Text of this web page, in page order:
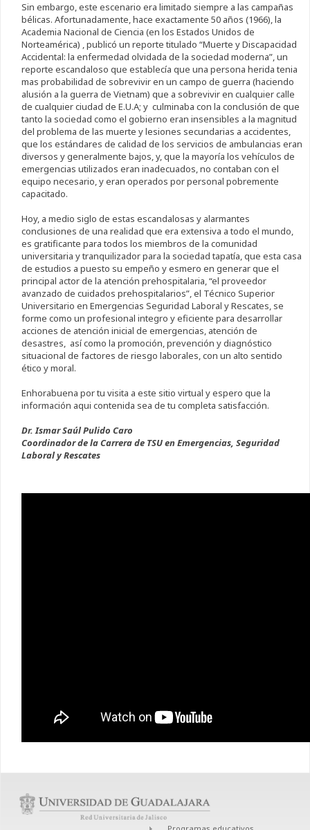
Sin embargo, este escenario era limitado siempre a las campañas
bélicas. Afortunadamente, hace exactamente 50 años (1966), la
Academia Nacional de Ciencia (en los Estados Unidos de
Norteamérica) , publicó un reporte titulado “Muerte y Discapacidad
Accidental: la enfermedad olvidada de la sociedad moderna”, un
reporte escandaloso que establecía que una persona herida tenia
mas probabilidad de sobrevivir en un campo de guerra (haciendo
alusión a la guerra de Vietnam) que a sobrevivir en cualquier calle
de cualquier ciudad de E.U.A; y culminaba con la conclusión de que
tanto la sociedad como el gobierno eran insensibles a la magnitud
del problema de las muerte y lesiones secundarias a accidentes,
que los estándares de calidad de los servicios de ambulancias eran
diversos y generalmente bajos, y, que la mayoría los vehículos de
emergencias utilizados eran inadecuados, no contaban con el
equipo necesario, y eran operados por personal pobremente
capacitado.
Hoy, a medio siglo de estas escandalosas y alarmantes
conclusiones de una realidad que era extensiva a todo el mundo,
es gratificante para todos los miembros de la comunidad
universitaria y tranquilizador para la sociedad tapatía, que esta casa
de estudios a puesto su empeño y esmero en generar que el
principal actor de la atención prehospitalaria, “el proveedor
avanzado de cuidados prehospitalarios”, el Técnico Superior
Universitario en Emergencias Seguridad Laboral y Rescates, se
forme como un profesional integro y eficiente para desarrollar
acciones de atención inicial de emergencias, atención de
desastres, así como la promoción, prevención y diagnóstico
situacional de factores de riesgo laborales, con un alto sentido
ético y moral.
Enhorabuena por tu visita a este sitio virtual y espero que la
información aqui contenida sea de tu completa satisfacción.
Dr. Ismar Saúl Pulido Caro
Coordinador de la Carrera de TSU en Emergencias, Seguridad
Laboral y Rescates